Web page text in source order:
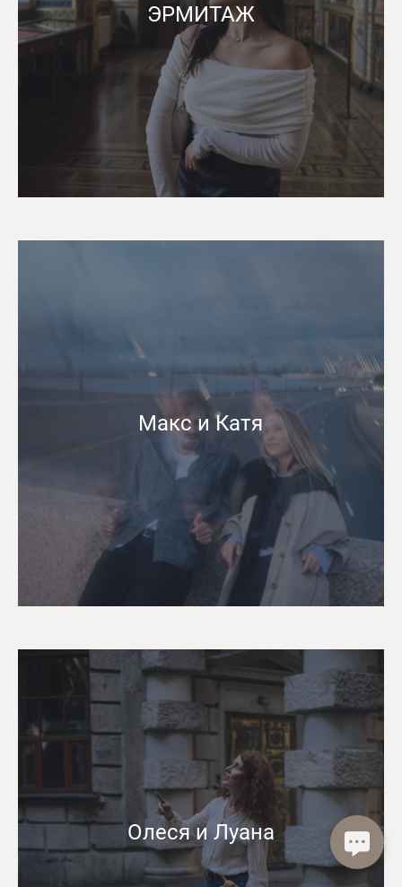
ЭРМИТАЖ
Макс и Катя
Олеся и Луана